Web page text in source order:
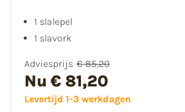
1 slalepel
1 slavork
Adviesprijs € 85,20
Nu € 81,20
Levertijd 1-3 werkdagen